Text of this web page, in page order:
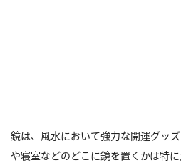
鏡は、風水において強力な開運グッ
や寝室などのどこに鏡を置くかは特